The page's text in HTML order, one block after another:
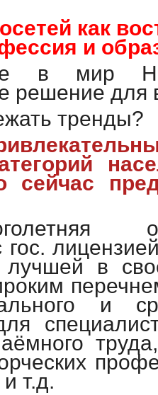
как
и
в мир
решение для
тренды?
сейчас
лучшей в
и
т.д.